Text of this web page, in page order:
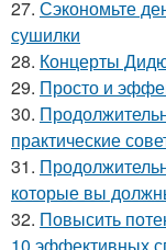
27. Сэкономьте
сушилки
28. Концерты
29. Просто и
30.
практические
31.
которые вы
32. Повысить